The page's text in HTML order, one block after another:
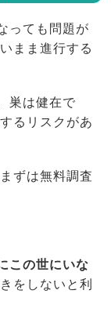
っても問題が
まま進行する
巣は健在で
るリスクがあ
ずは無料調査
この世にいな
をしないと利